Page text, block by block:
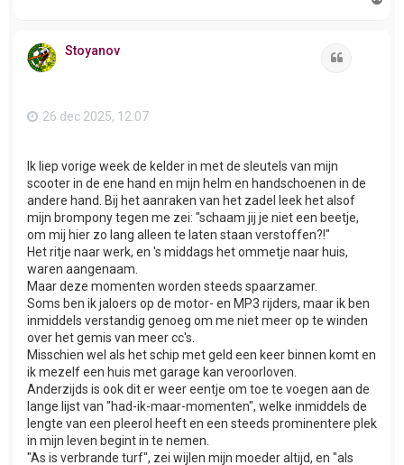
Stoyanov
26 dec 2025, 12:07
Ik liep vorige week de kelder in met de sleutels van mijn
scooter in de ene hand en mijn helm en handschoenen in de
andere hand. Bij het aanraken van het zadel leek het alsof
mijn brompony tegen me zei: "schaam jij je niet een beetje,
om mij hier zo lang alleen te laten staan verstoffen?!"
Het ritje naar werk, en 's middags het ommetje naar huis,
waren aangenaam.
Maar deze momenten worden steeds spaarzamer.
Soms ben ik jaloers op de motor- en MP3 rijders, maar ik ben
inmiddels verstandig genoeg om me niet meer op te winden
over het gemis van meer cc's.
Misschien wel als het schip met geld een keer binnen komt en
ik mezelf een huis met garage kan veroorloven.
Anderzijds is ook dit er weer eentje om toe te voegen aan de
lange lijst van "had-ik-maar-momenten", welke inmiddels de
lengte van een pleerol heeft en een steeds prominentere plek
in mijn leven begint in te nemen.
"As is verbrande turf", zei wijlen mijn moeder altijd, en "als